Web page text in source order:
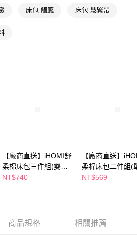
綁卡、不需儲值。
，再付款。
享後付」後，將跳轉至「AFTEE先享後付」
司提供之「AFTEE先享後付」服務完成之交
得法定代理人或監護人之同意方可使用
同意申辦者引起之損失，本公司不負相關責
以上)免運費
床包 觸感 床包 鬆緊帶
【廠商直送】iHOMI舒
柔棉床包三件組(雙人
加大)-多款任選
NT$740
【廠商直送】
柔棉床包二件組(
多款任選
NT$569
商品規格 相關推薦